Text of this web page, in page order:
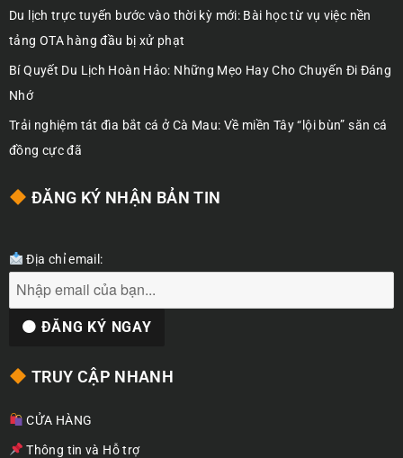
Du lịch trực tuyến bước vào thời kỳ mới: Bài học từ vụ việc nền
tảng OTA hàng đầu bị xử phạt
Bí Quyết Du Lịch Hoàn Hảo: Những Mẹo Hay Cho Chuyến Đi Đáng
Nhớ
Trải nghiệm tát đìa bắt cá ở Cà Mau: Về miền Tây “lội bùn” săn cá
đồng cực đã
ĐĂNG KÝ NHẬN BẢN TIN
Địa chỉ email:
TRUY CẬP NHANH
CỬA HÀNG
Thông tin và Hỗ trợ